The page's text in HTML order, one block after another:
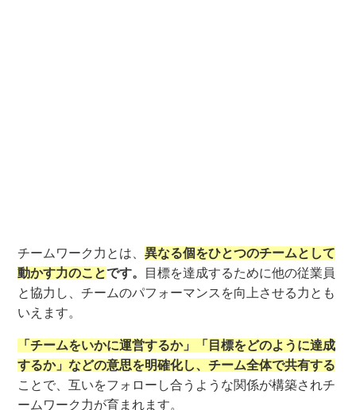
チームワーク力とは、異なる個をひとつのチームとして
動かす力のことです。
目標を達成するために他の従業員
と協力し、チームのパフォーマンスを向上させる力とも
いえます。
「チームをいかに運営するか」「目標をどのように達成
するか」などの意思を明確化し、チーム全体で共有する
ことで、互いをフォローし合うような関係が構築されチ
ームワーク力が育まれます。